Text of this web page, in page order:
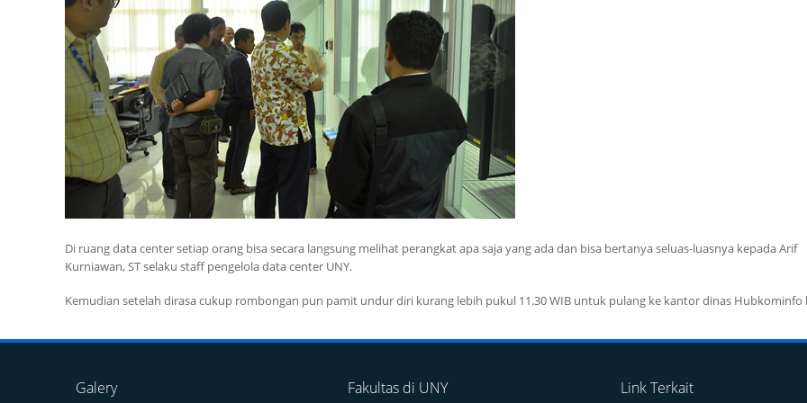
Di ruang data center setiap orang bisa secara langsung melihat perangkat apa saja yang ada dan bisa bertanya seluas-luasnya kepada Arif
Kurniawan, ST selaku staff pengelola data center UNY.
Kemudian setelah dirasa cukup rombongan pun pamit undur diri kurang lebih pukul 11.30 WIB untuk pulang ke kantor dinas Hubkominfo
Galery Fakultas di UNY Link Terkait